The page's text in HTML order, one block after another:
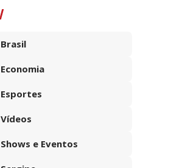
Brasil
Economia
Esportes
Vídeos
Shows e Eventos